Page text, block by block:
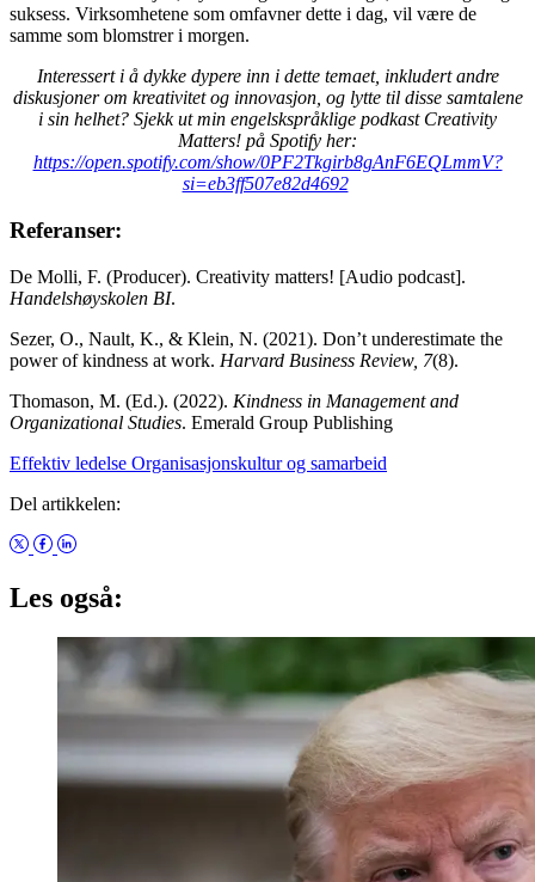
suksess. Virksomhetene som omfavner dette i dag, vil være de
samme som blomstrer i morgen.
Interessert i å dykke dypere inn i dette temaet, inkludert andre
diskusjoner om kreativitet og innovasjon, og lytte til disse samtalene
i sin helhet? Sjekk ut min engelskspråklige podkast Creativity
Matters! på Spotify her:
https://open.spotify.com/show/0PF2Tkgirb8gAnF6EQLmmV?
si=eb3ff507e82d4692
Referanser:
De Molli, F. (Producer). Creativity matters! [Audio podcast].
Handelshøyskolen BI.
Sezer, O., Nault, K., & Klein, N. (2021). Don’t underestimate the
power of kindness at work. Harvard Business Review, 7(8).
Thomason, M. (Ed.). (2022). Kindness in Management and
Organizational Studies. Emerald Group Publishing
Effektiv ledelse Organisasjonskultur og samarbeid
Del artikkelen:
Les også: